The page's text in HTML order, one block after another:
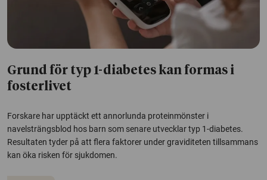
Grund för typ 1-diabetes kan formas i
fosterlivet
Forskare har upptäckt ett annorlunda proteinmönster i
navelsträngsblod hos barn som senare utvecklar typ 1-diabetes.
Resultaten tyder på att flera faktorer under graviditeten tillsammans
kan öka risken för sjukdomen.